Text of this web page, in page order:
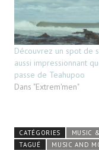
Découvrez un spot de
aussi impressionnant
passe de Teahupoo
Dans "Extrem'men"
CATÉGORIES MUSIC
TAGUÉ
MUSIC AND